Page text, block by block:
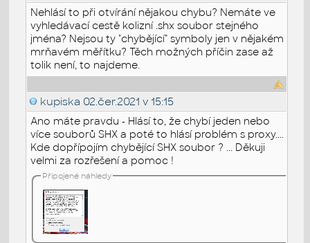
Nehlásí to při otvírání nějakou chybu? Nemáte ve
vyhledávací cestě kolizní .shx soubor stejného
jména? Nejsou ty "chybějící" symboly jen v nějakém
mrňavém měřítku? Těch možných příčin zase až
tolik není, to najdeme.
kupiska 02.čer.2021 v 15:15
Ano máte pravdu - Hlásí to, že chybí jeden nebo
více souborů SHX a poté to hlásí problém s proxy....
Kde dopřípojím chybějící SHX soubor ? ... Děkuji
velmi za rozřešení a pomoc !
Připojené náhledy